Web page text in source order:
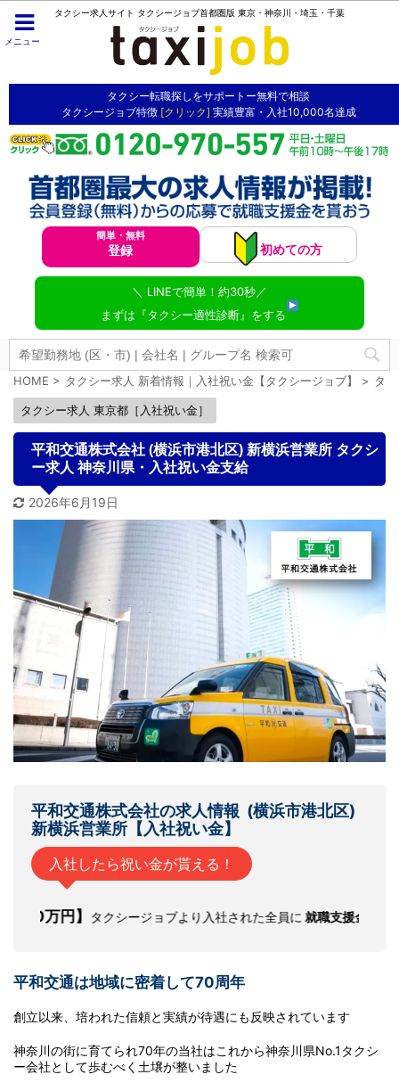
メニュー
タクシー求人サイト タクシージョブ首都圏版 東京・神奈川・埼玉・千葉
タクシー転職探しをサポートー無料で相談
タクシージョブ特徴 [クリック] 実績豊富・入社10,000名達成
簡単・無料
登録 初めての方
＼ LINEで簡単！約30秒／
まずは『タクシー適性診断』をする
HOME > タクシー求人 新着情報｜入社祝い金【タクシージョブ】 > タ
タクシー求人 東京都［入社祝い金］
平和交通株式会社 (横浜市港北区) 新横浜営業所 タクシ
ー求人 神奈川県・入社祝い金支給
2026年6月19日
平和交通株式会社の求人情報 (横浜市港北区)
新横浜営業所【入社祝い金】
入社したら祝い金が貰える！
タクシージョブより入社された全員に就職支援金(面接・研修交
平和交通は地域に密着して70周年
創立以来、培われた信頼と実績が待遇にも反映されています
神奈川の街に育てられ70年の当社はこれから神奈川県No.1タクシ
ー会社として歩むべく土壌が整いました